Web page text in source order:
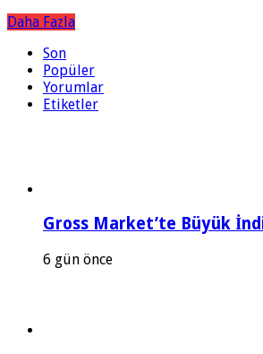
Daha Fazla
Son
Popüler
Yorumlar
Etiketler
Gross Market’te Büyük
6 gün önce